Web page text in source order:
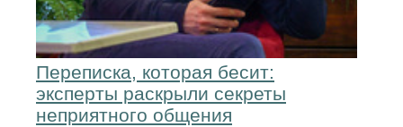
Переписка, которая бесит:
эксперты раскрыли секреты
неприятного общения